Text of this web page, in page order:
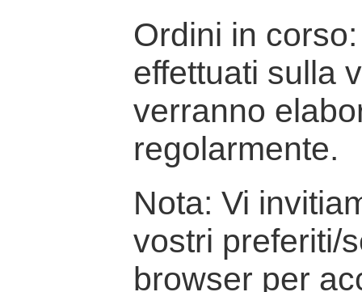
Ordini in
effettuati sulla
verranno
regolarmente.
Nota: Vi
vostri preferiti/
browser per